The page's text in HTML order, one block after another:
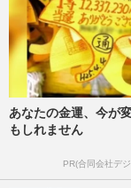
あなたの金運、今が
もしれません
PR(合同会社デ